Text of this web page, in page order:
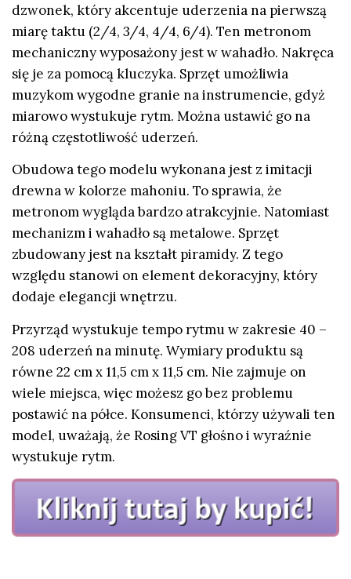
dzwonek, który akcentuje uderzenia na pierwszą
miarę taktu (2/4, 3/4, 4/4, 6/4). Ten metronom
mechaniczny wyposażony jest w wahadło. Nakręca
się je za pomocą kluczyka. Sprzęt umożliwia
muzykom wygodne granie na instrumencie, gdyż
miarowo wystukuje rytm. Można ustawić go na
różną częstotliwość uderzeń.
Obudowa tego modelu wykonana jest z imitacji
drewna w kolorze mahoniu. To sprawia, że
metronom wygląda bardzo atrakcyjnie. Natomiast
mechanizm i wahadło są metalowe. Sprzęt
zbudowany jest na kształt piramidy. Z tego
względu stanowi on element dekoracyjny, który
dodaje elegancji wnętrzu.
Przyrząd wystukuje tempo rytmu w zakresie 40 –
208 uderzeń na minutę. Wymiary produktu są
równe 22 cm x 11,5 cm x 11,5 cm. Nie zajmuje on
wiele miejsca, więc możesz go bez problemu
postawić na półce. Konsumenci, którzy używali ten
model, uważają, że Rosing VT głośno i wyraźnie
wystukuje rytm.